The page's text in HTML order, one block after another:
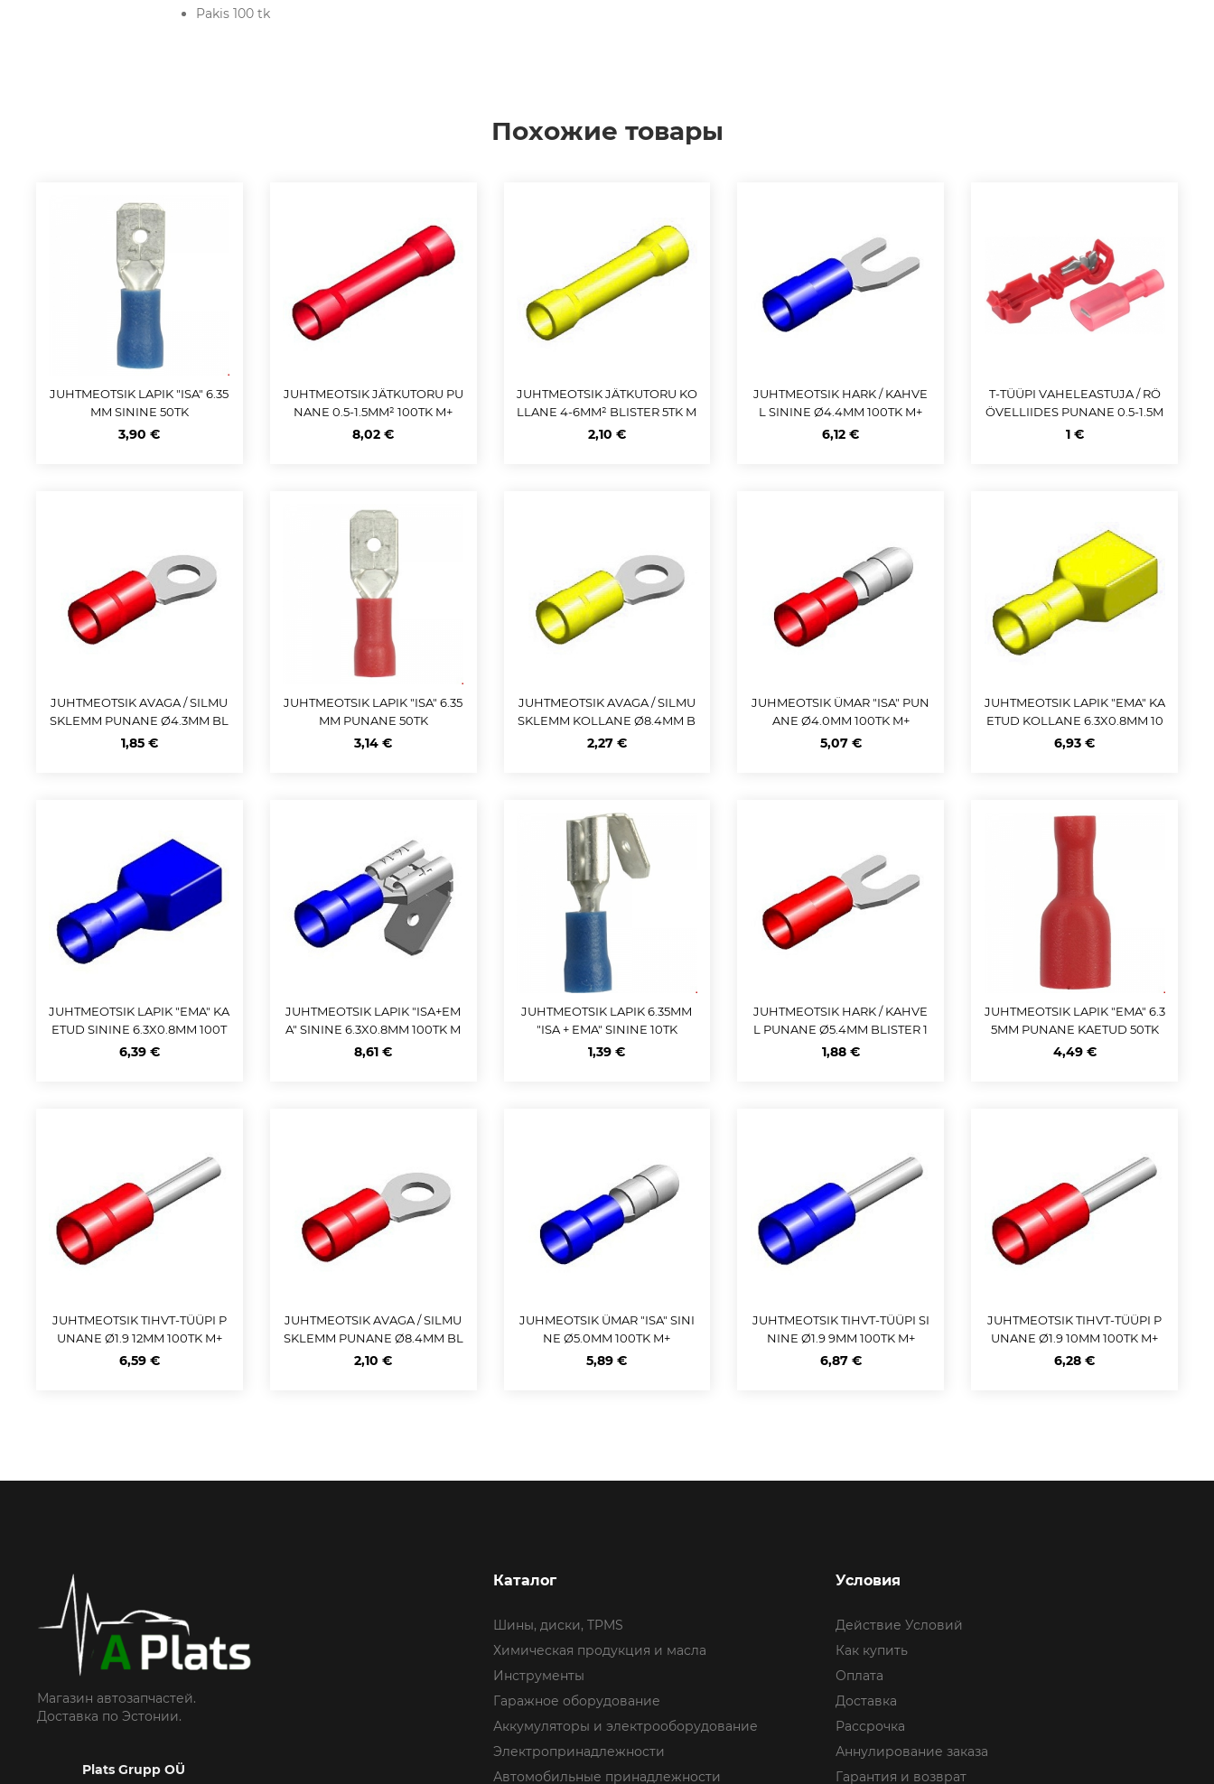
Pakis 100 tk
Похожие товары
JUHTMEOTSIK LAPIK "ISA" 6.35
MM SININE 50TK
3,90 €
JUHTMEOTSIK JÄTKUTORU PU
NANE 0.5-1.5MM² 100TK M+
8,02 €
JUHTMEOTSIK JÄTKUTORU KO
LLANE 4-6MM² BLISTER 5TK M
+
2,10 €
JUHTMEOTSIK HARK / KAHVE
L SININE Ø4.4MM 100TK M+
6,12 €
T-TÜÜPI VAHELEASTUJA / RÖ
ÖVELLIIDES PUNANE 0.5-1.5M
M 15A 5TK CARMOTION
1 €
JUHTMEOTSIK AVAGA / SILMU
SKLEMM PUNANE Ø4.3MM BL
ISTER 10TK M+
1,85 €
JUHTMEOTSIK LAPIK "ISA" 6.35
MM PUNANE 50TK
3,14 €
JUHTMEOTSIK AVAGA / SILMU
SKLEMM KOLLANE Ø8.4MM B
LISTER 5TK M+
2,27 €
JUHMEOTSIK ÜMAR "ISA" PUN
ANE Ø4.0MM 100TK M+
5,07 €
JUHTMEOTSIK LAPIK "EMA" KA
ETUD KOLLANE 6.3X0.8MM 10
0TK M+
6,93 €
JUHTMEOTSIK LAPIK "EMA" KA
ETUD SININE 6.3X0.8MM 100T
K M+
6,39 €
JUHTMEOTSIK LAPIK "ISA+EM
A" SININE 6.3X0.8MM 100TK M
+
8,61 €
JUHTMEOTSIK LAPIK 6.35MM
"ISA + EMA" SININE 10TK
1,39 €
JUHTMEOTSIK HARK / KAHVE
L PUNANE Ø5.4MM BLISTER 1
0TK M+
1,88 €
JUHTMEOTSIK LAPIK "EMA" 6.3
5MM PUNANE KAETUD 50TK
4,49 €
JUHTMEOTSIK TIHVT-TÜÜPI P
UNANE Ø1.9 12MM 100TK M+
6,59 €
JUHTMEOTSIK AVAGA / SILMU
SKLEMM PUNANE Ø8.4MM BL
ISTER 10TK M+
2,10 €
JUHMEOTSIK ÜMAR "ISA" SINI
NE Ø5.0MM 100TK M+
5,89 €
JUHTMEOTSIK TIHVT-TÜÜPI SI
NINE Ø1.9 9MM 100TK M+
6,87 €
JUHTMEOTSIK TIHVT-TÜÜPI P
UNANE Ø1.9 10MM 100TK M+
6,28 €
Магазин автозапчастей.
Доставка по Эстонии.
Plats Grupp OÜ
Каталог
Шины, диски, TPMS
Химическая продукция и масла
Инструменты
Гаражное оборудование
Аккумуляторы и электрооборудование
Электропринадлежности
Автомобильные принадлежности
Условия
Действие Условий
Как купить
Оплата
Доставка
Рассрочка
Аннулирование заказа
Гарантия и возврат